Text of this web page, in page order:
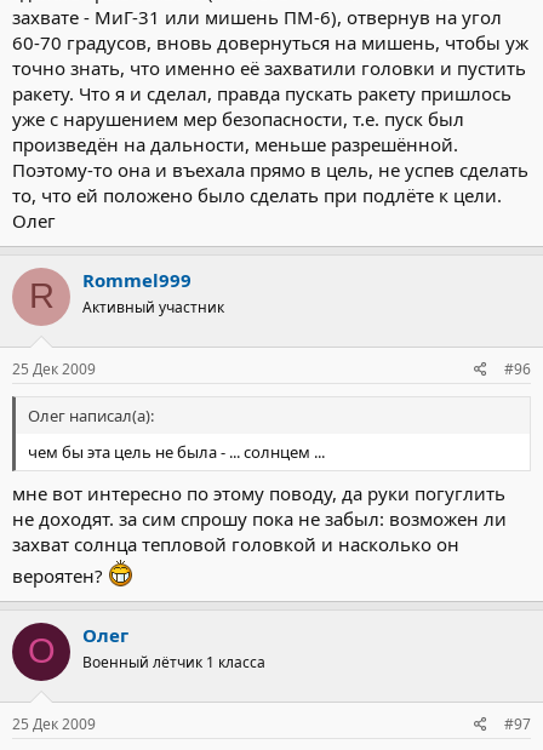
захвате - МиГ-31 или мишень ПМ-6), отвернув на угол
60-70 градусов, вновь довернуться на мишень, чтобы уж
точно знать, что именно её захватили головки и пустить
ракету. Что я и сделал, правда пускать ракету пришлось
уже с нарушением мер безопасности, т.е. пуск был
произведён на дальности, меньше разрешённой.
Поэтому-то она и въехала прямо в цель, не успев сделать
то, что ей положено было сделать при подлёте к цели.
Олег
R Rommel999
Активный участник
25 Дек 2009 #96
Олег написал(а):
чем бы эта цель не была - ... солнцем ...
мне вот интересно по этому поводу, да руки погуглить
не доходят. за сим спрошу пока не забыл: возможен ли
захват солнца тепловой головкой и насколько он
вероятен?
О Олег
Военный лётчик 1 класса
25 Дек 2009 #97